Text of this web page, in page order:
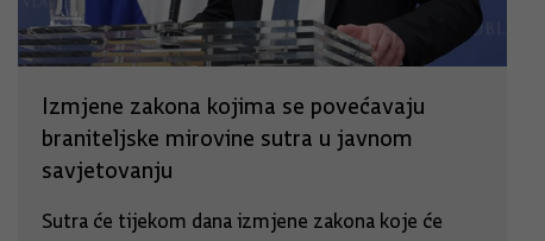
Izmjene zakona kojima se povećavaju
braniteljske mirovine sutra u javnom
savjetovanju
Sutra će tijekom dana izmjene zakona koje će